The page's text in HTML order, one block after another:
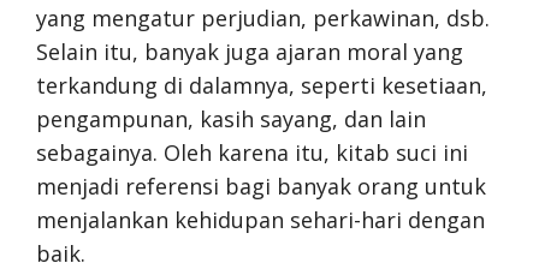
yang mengatur perjudian, perkawinan, dsb.
Selain itu, banyak juga ajaran moral yang
terkandung di dalamnya, seperti kesetiaan,
pengampunan, kasih sayang, dan lain
sebagainya. Oleh karena itu, kitab suci ini
menjadi referensi bagi banyak orang untuk
menjalankan kehidupan sehari-hari dengan
baik.